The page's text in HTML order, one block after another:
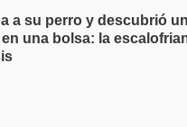
a su perro y descubrió un
una bolsa: la